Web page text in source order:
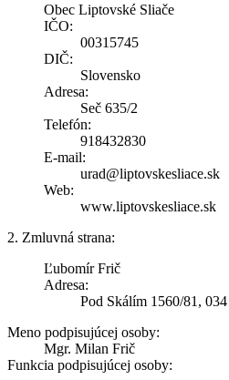
Obec Liptovské Sliače
IČO:
00315745
DIČ:
Slovensko
Adresa:
Seč 635/2
Telefón:
918432830
E-mail:
urad@liptovskesliace.sk
Web:
www.liptovskesliace.sk
2. Zmluvná strana:
Ľubomír Frič
Adresa:
Pod Skálím 1560/81,
Meno podpisujúcej osoby:
Mgr. Milan Frič
Funkcia podpisujúcej osoby: